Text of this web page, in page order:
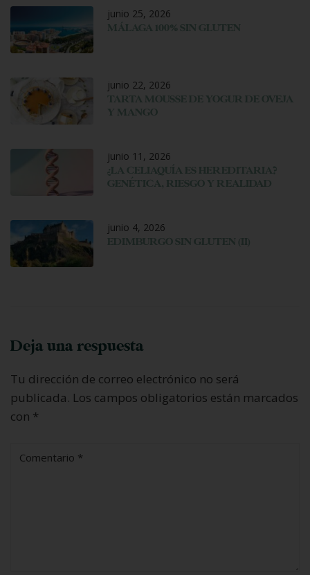
junio 25, 2026
MÁLAGA 100% SIN GLUTEN
junio 22, 2026
TARTA MOUSSE DE YOGUR DE OVEJA
Y MANGO
junio 11, 2026
¿LA CELIAQUÍA ES HEREDITARIA?
GENÉTICA, RIESGO Y REALIDAD
junio 4, 2026
EDIMBURGO SIN GLUTEN (II)
Deja una respuesta
Tu dirección de correo electrónico no será
publicada. Los campos obligatorios están marcados
con *